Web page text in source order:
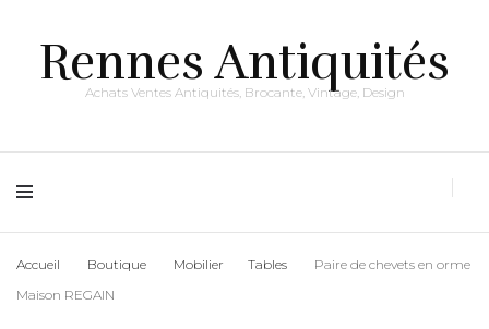
Rennes Antiquités
Achats Ventes Antiquités, Brocante, Vintage, Design
Accueil Boutique Mobilier Tables
Paire de chevets en orme
Maison REGAIN